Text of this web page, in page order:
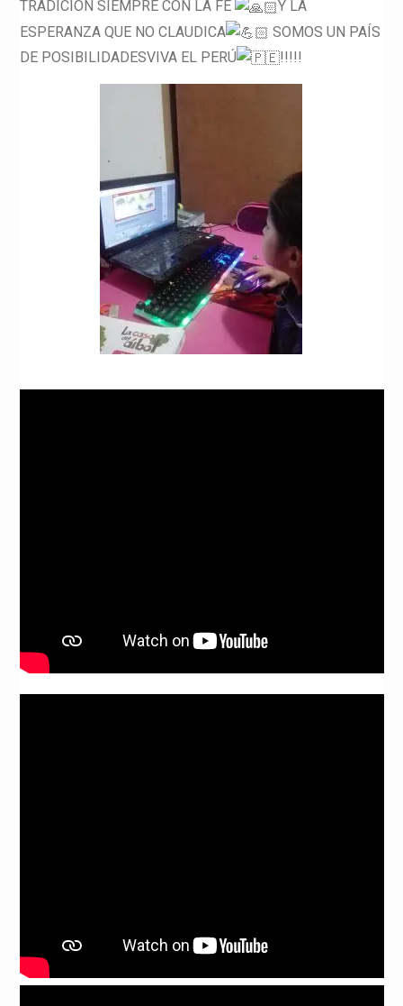
TRADICIÓN SIEMPRE CON LA FE
Y LA
ESPERANZA QUE NO CLAUDICA
SOMOS UN PAÍS
DE POSIBILIDADESVIVA EL PERÚ
!!!!!